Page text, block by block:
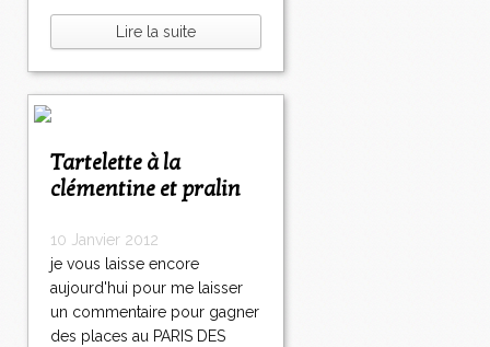
Lire la suite
Tartelette à la
clémentine et pralin
10 Janvier 2012
je vous laisse encore
aujourd'hui pour me laisser
un commentaire pour gagner
des places au PARIS DES